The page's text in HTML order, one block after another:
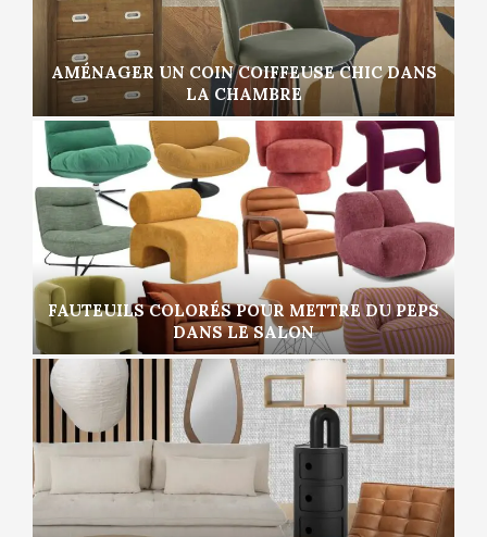
AMÉNAGER UN COIN COIFFEUSE CHIC DANS
LA CHAMBRE
FAUTEUILS COLORÉS POUR METTRE DU PEPS
DANS LE SALON